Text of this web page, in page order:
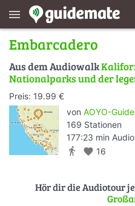
menu
Embarcadero
Aus dem Audiowalk
Nationalparks und der
Preis: 19.99 €
von AOYO-
169 Stationen
177:23 min Audio
directions_walk favorite 16
Hör dir die Audiotour